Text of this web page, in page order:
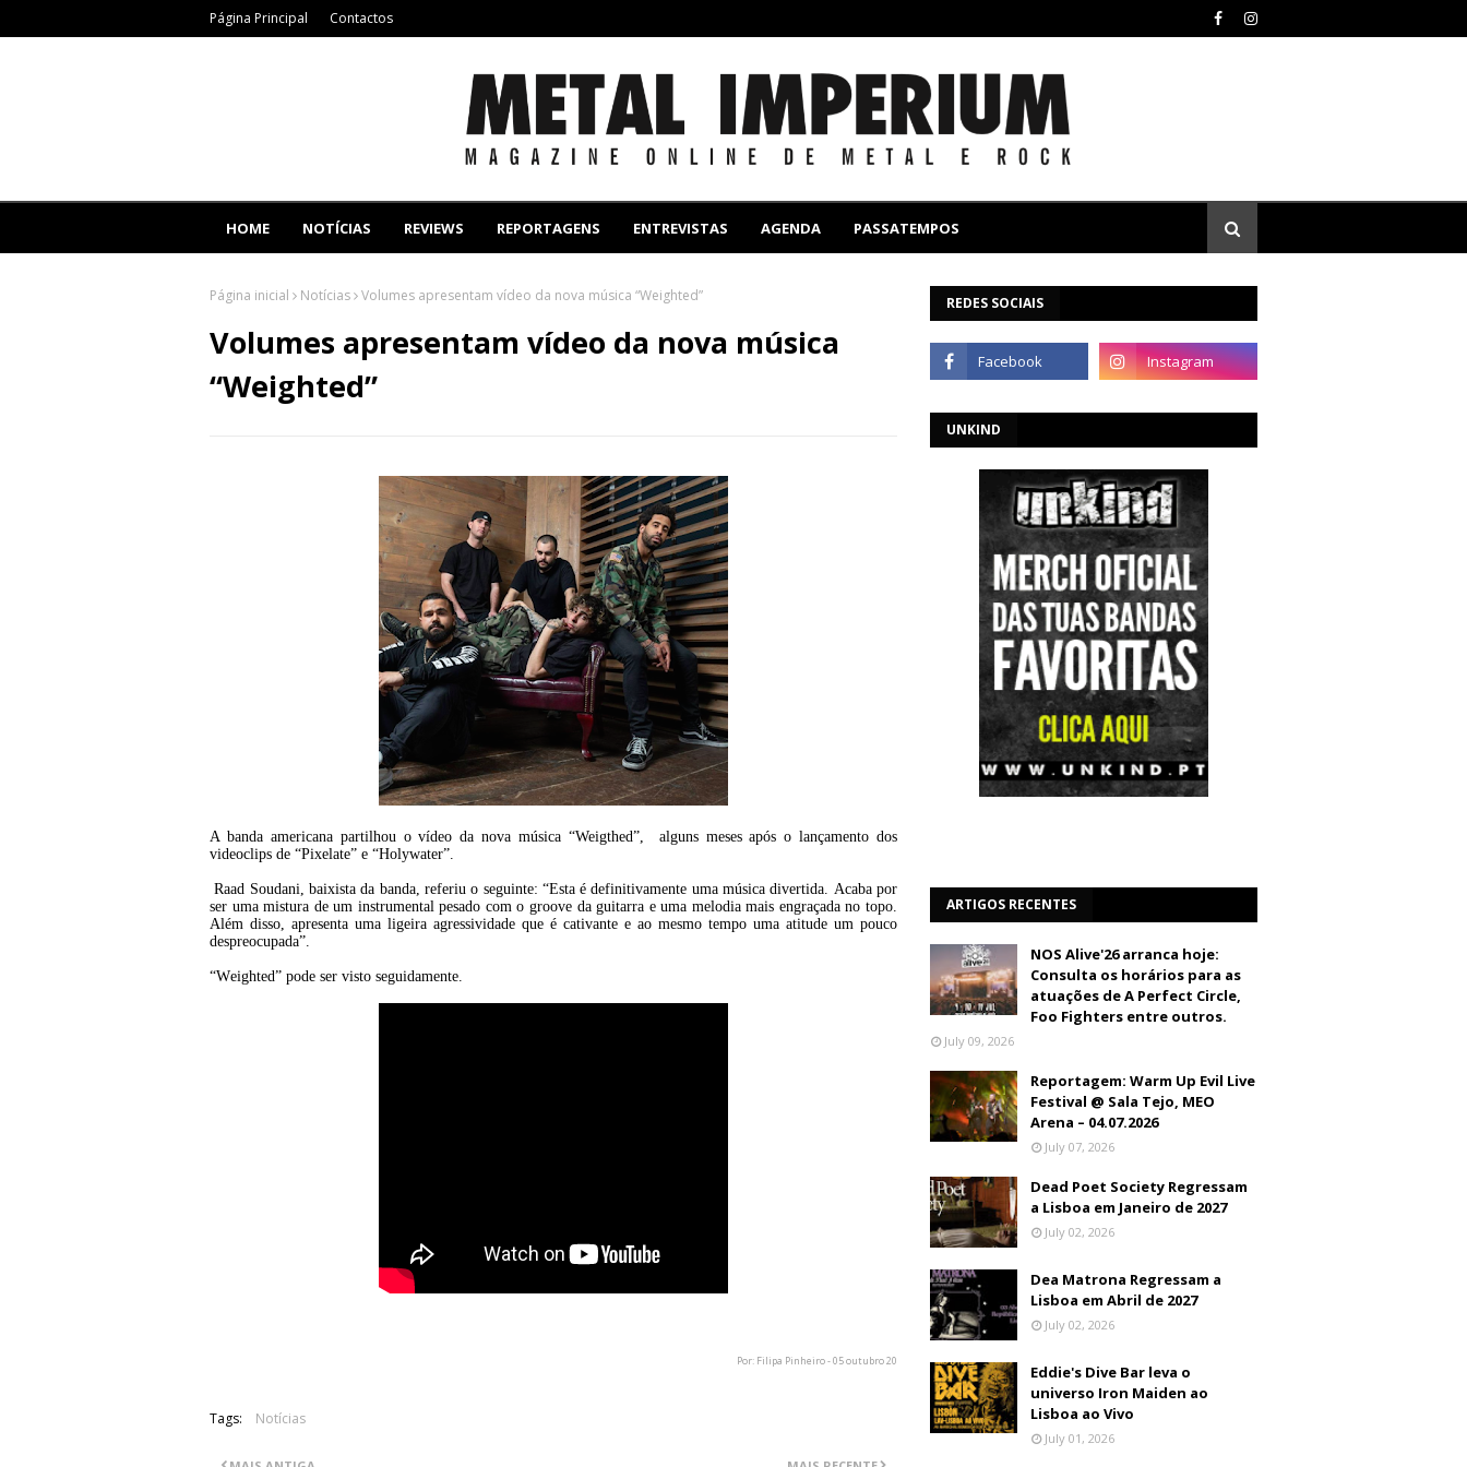
Página Principal Contactos
HOME NOTÍCIAS REVIEWS REPORTAGENS ENTREVISTAS AGENDA PASSATEMPOS
Página inicial Notícias Volumes apresentam vídeo da nova música “Weighted”
Volumes apresentam vídeo da nova música
“Weighted”
A banda americana partilhou o vídeo da nova música “Weigthed”, alguns meses após o lançamento dos
videoclips de “Pixelate” e “Holywater”.
Raad Soudani, baixista da banda, referiu o seguinte: “Esta é definitivamente uma música divertida. Acaba por
ser uma mistura de um instrumental pesado com o groove da guitarra e uma melodia mais engraçada no topo.
Além disso, apresenta uma ligeira agressividade que é cativante e ao mesmo tempo uma atitude um pouco
despreocupada”.
“Weighted” pode ser visto seguidamente.
Por: Filipa Pinheiro - 05 outubro 20
Tags: Notícias
REDES SOCIAIS
UNKIND
ARTIGOS RECENTES
NOS Alive'26 arranca hoje:
Consulta os horários para as
atuações de A Perfect Circle,
Foo Fighters entre outros.
July 09, 2026
Reportagem: Warm Up Evil Live
Festival @ Sala Tejo, MEO
Arena – 04.07.2026
July 07, 2026
Dead Poet Society Regressam
a Lisboa em Janeiro de 2027
July 02, 2026
Dea Matrona Regressam a
Lisboa em Abril de 2027
July 02, 2026
Eddie's Dive Bar leva o
universo Iron Maiden ao
Lisboa ao Vivo
July 01, 2026